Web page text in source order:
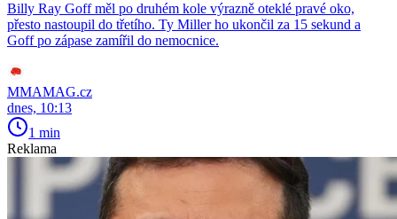
Billy Ray Goff měl po druhém kole výrazně oteklé pravé oko,
přesto nastoupil do třetího. Ty Miller ho ukončil za 15 sekund a
Goff po zápase zamířil do nemocnice.
MMAMAG.cz
dnes, 10:13
1 min
Reklama